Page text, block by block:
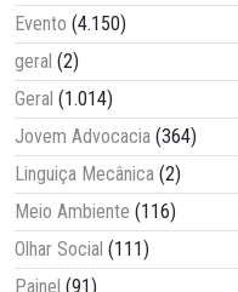
Evento (4.150)
geral (2)
Geral (1.014)
Jovem Advocacia (364)
Linguiça Mecânica (2)
Meio Ambiente (116)
Olhar Social (111)
Painel (91)